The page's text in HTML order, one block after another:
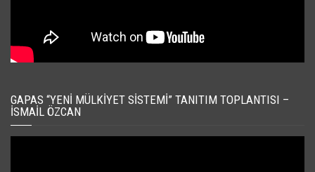
GAPAS “YENI MÜLKIYET SISTEMI” TANITIM TOPLANTISI –
İSMAIL ÖZCAN